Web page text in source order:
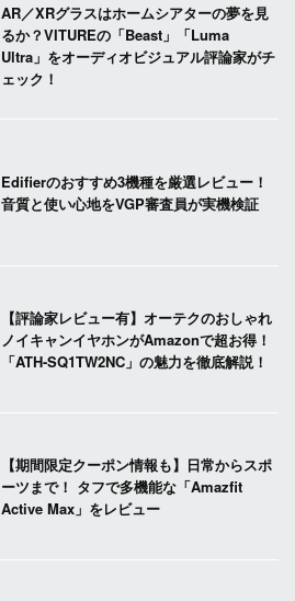
AR／XRグラスはホームシアターの夢を見
るか？VITUREの「Beast」「Luma
Ultra」をオーディオビジュアル評論家がチ
ェック！
Edifierのおすすめ3機種を厳選レビュー！
音質と使い心地をVGP審査員が実機検証
【評論家レビュー有】オーテクのおしゃれ
ノイキャンイヤホンがAmazonで超お得！
「ATH-SQ1TW2NC」の魅力を徹底解説！
【期間限定クーポン情報も】日常からスポ
ーツまで！ タフで多機能な「Amazfit
Active Max」をレビュー